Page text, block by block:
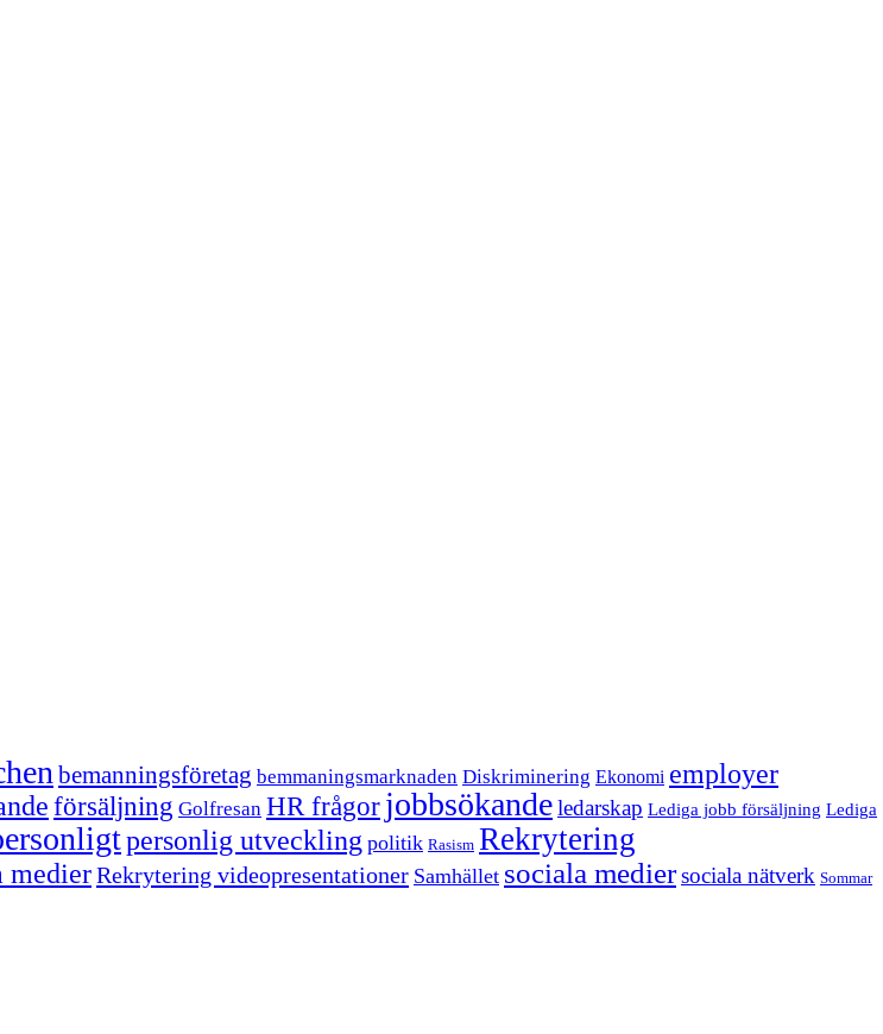
bemanningsföretag bemmaningsmarknaden Diskriminering Ekonomi employer
försäljning Golfresan HR frågor jobbsökandeledarskap Lediga jobb försäljning Lediga
personlig utveckling politik Rasism Rekrytering
medierRekrytering videopresentationer Samhället sociala mediersociala nätverk Sommar